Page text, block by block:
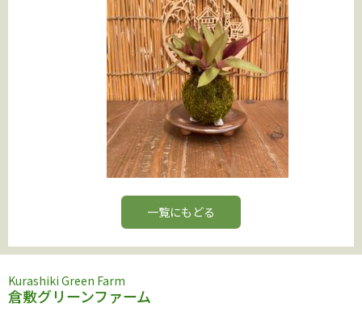
一覧にもどる
Kurashiki Green Farm
倉敷グリーンファーム